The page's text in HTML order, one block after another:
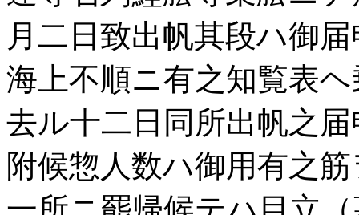
月二日致出帆其段ハ御
海上不順ニ有之知覧表
去ル十二日同所出帆之
附候惣人数ハ御用有之